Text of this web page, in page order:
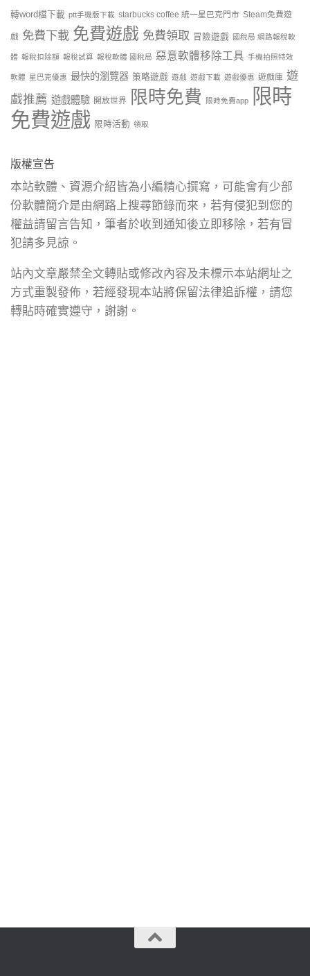
轉word檔下載 ptt手機版下載 starbucks coffee 統一星巴克門市 Steam免費遊
戲 免費下載 免費遊戲 免費領取 冒險遊戲 國稅局 網路報稅軟
體 報稅扣除額 報稅試算 報稅軟體 國稅局 惡意軟體移除工具 手機拍照特效
軟體 星巴克優惠 最快的瀏覽器 策略遊戲 遊戲 遊戲下載 遊戲優惠 遊戲庫 遊
戲推薦 遊戲體驗 開放世界 限時免費 限時免費app
限時
免費遊戲 限時活動 領取
版權宣告
本站軟體、資源介紹皆為小編精心撰寫，可能會有少部
份軟體簡介是由網路上搜尋節錄而來，若有侵犯到您的
權益請留言告知，筆者於收到通知後立即移除，若有冒
犯請多見諒。
站內文章嚴禁全文轉貼或修改內容及未標示本站網址之
方式重製發佈，若經發現本站將保留法律追訴權，請您
轉貼時確實遵守，謝謝。